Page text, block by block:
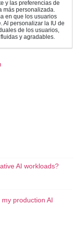
y las preferencias de
más personalizada.
en que los usuarios
Al personalizar la IU de
de los usuarios,
y agradables.
AI workloads?
production AI